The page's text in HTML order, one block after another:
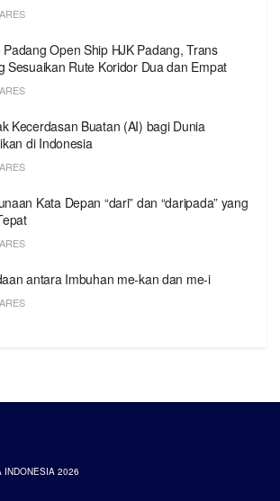
Padang Open Ship HJK Padang, Trans
Sesuaikan Rute Koridor Dua dan Empat
Kecerdasan Buatan (AI) bagi Dunia
di Indonesia
Kata Depan “dari” dan “daripada” yang
antara Imbuhan me-kan dan me-i
INDONESIA 2026